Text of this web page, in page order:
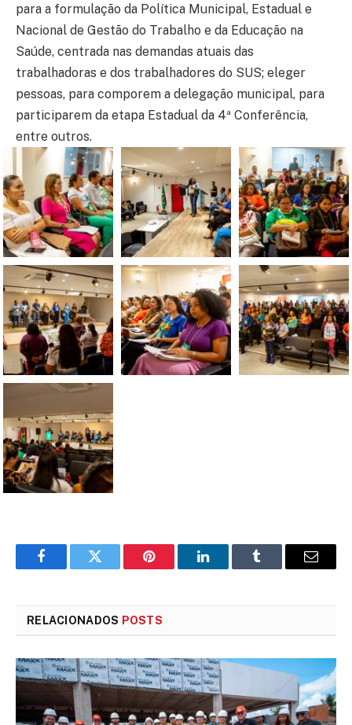
para a formulação da Política Municipal, Estadual e
Nacional de Gestão do Trabalho e da Educação na
Saúde, centrada nas demandas atuais das
trabalhadoras e dos trabalhadores do SUS; eleger
pessoas, para comporem a delegação municipal, para
participarem da etapa Estadual da 4ª Conferência,
entre outros.
FacebookTwitter Pinterest LinkedInTumblr
E-
RELACIONADOS POSTS